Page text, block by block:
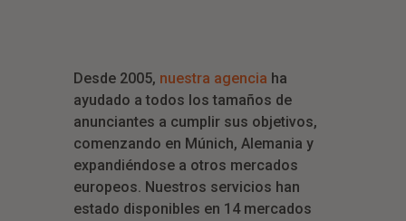
Desde 2005, nuestra agencia ha
ayudado a todos los tamaños de
anunciantes a cumplir sus objetivos,
comenzando en Múnich, Alemania y
expandiéndose a otros mercados
europeos. Nuestros servicios han
estado disponibles en 14 mercados